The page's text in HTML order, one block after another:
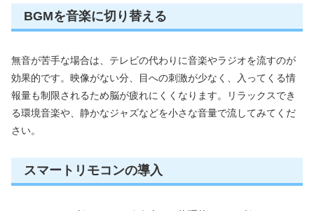
BGMを音楽に切り替える
無音が苦手な場合は、テレビの代わりに音楽やラジオを流すのが
効果的です。映像がない分、目への刺激が少なく、入ってくる情
報量も制限されるため脳が疲れにくくなります。リラックスでき
る環境音楽や、静かなジャズなどを小さな音量で流してみてくだ
さい。
スマートリモコンの導入